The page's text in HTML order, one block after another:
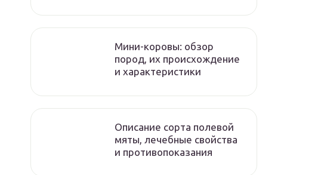
Мини-коровы: обзор
пород, их происхождение
и характеристики
Описание сорта полевой
мяты, лечебные свойства
и противопоказания